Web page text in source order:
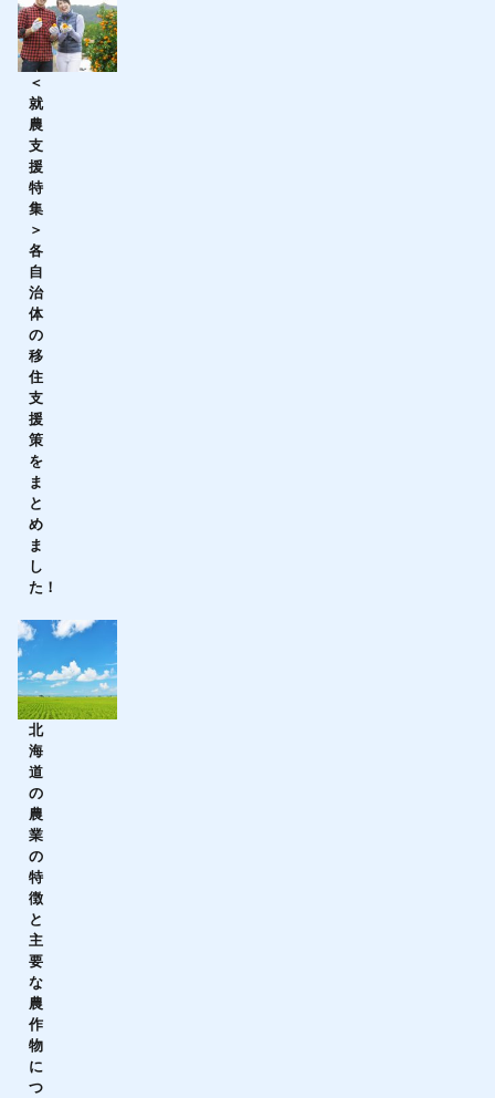
＜
就
農
支
援
特
集
＞
各
自
治
体
の
移
住
支
援
策
を
ま
と
め
ま
し
た！
北
海
道
の
農
業
の
特
徴
と
主
要
な
農
作
物
に
つ